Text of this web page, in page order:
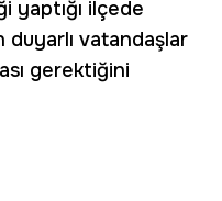
yaptığı ilçede
duyarlı vatandaşlar
gerektiğini